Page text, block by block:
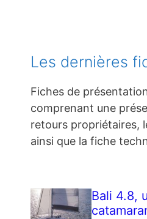
Les dernières
Fiches de
comprenant une
retours propriétaires,
ainsi que la fiche
Bali 4.8,